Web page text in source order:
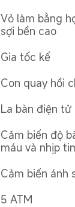
Vỏ làm bằng
sợi bền cao
Gia tốc kế
Con quay hồi
La bàn điện tử
Cảm biến độ
máu và nhịp
Cảm biến ánh
5 ATM